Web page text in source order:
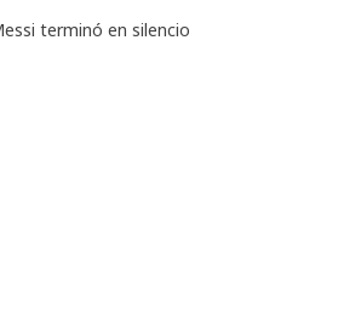
terminó en silencio